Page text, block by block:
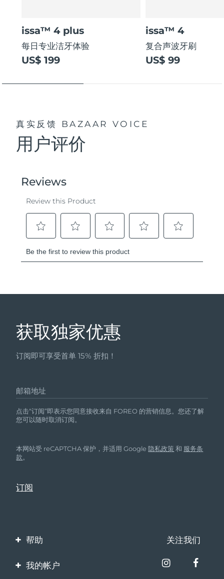
issa™ 4 plus
每日专业洁牙体验
US$ 199
issa™ 4
复合声波牙刷
US$ 99
真实反馈 BAZAAR VOICE
用户评价
获取独家优惠
订阅即可享受首单 15% 折扣！
邮箱地址
点击“订阅”即表示您同意接收来自 FOREO 的营销信息。您还了解
您可以随时取消订阅。
本网站受 reCAPTCHA 保护，并适用 Google隐私政策 和 服务条
款。
帮助
联系我们
关注我们
我的帐户